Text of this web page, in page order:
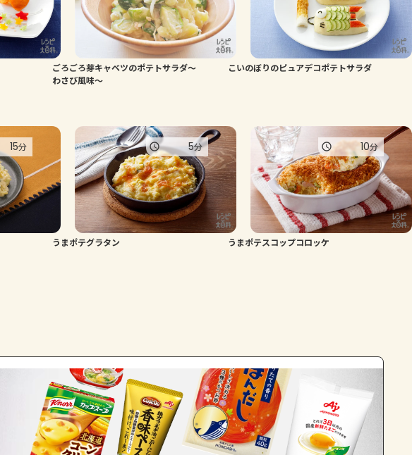
ごろごろ芽キャベツのポテトサラダ～
わさび風味～
こいのぼりのピュアデコポテトサラダ
15分
うまポテグラタン
5分
うまポテスコップコロッケ
10分